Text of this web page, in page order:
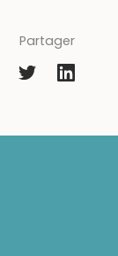
Partager